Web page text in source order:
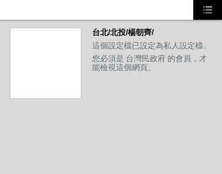
台北/北投/楊朝齊/
這個設定檔已設定為私人設定檔。
您必須是 台灣民政府 的會員，才
能檢視這個網頁。